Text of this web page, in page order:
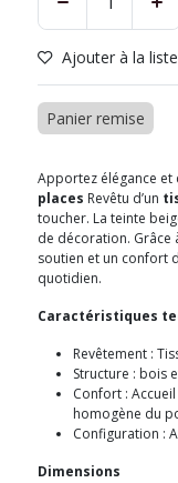
Ajouter à la
Panier remise
Apportez élégance et
places Revêtu d’un
toucher. La teinte
de décoration. Grâce
soutien et un confort
quotidien.
Caractéristiques
Revêtement :
Structure : bois
Confort :
homogène du
Configuration :
Dimensions